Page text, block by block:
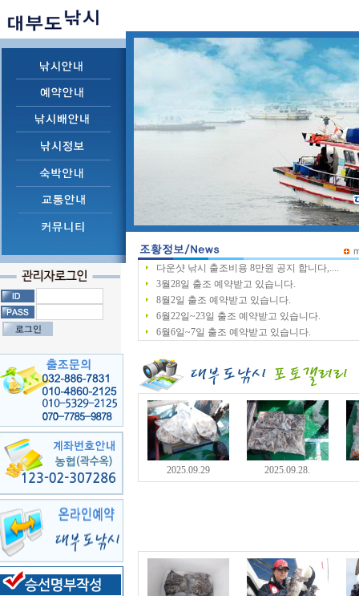
다운샷 낚시 출조비용 8만원 공지 합니다,....
3월28일 출조 예약받고 있습니다.
8월2일 출조 예약받고 있습니다.
6월22일~23일 출조 예약받고 있습니다.
6월6일~7일 출조 예약받고 있습니다.
2025.09.29 2025.09.28.